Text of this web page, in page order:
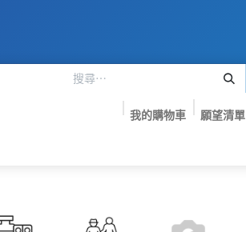
我的購物車 願望清單